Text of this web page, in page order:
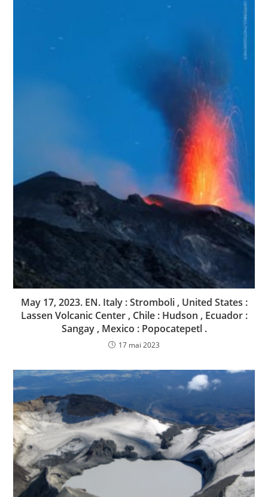
May 17, 2023. EN. Italy : Stromboli , United States :
Lassen Volcanic Center , Chile : Hudson , Ecuador :
Sangay , Mexico : Popocatepetl .
17 mai 2023